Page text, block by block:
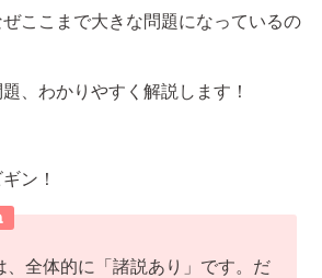
ここまで大きな問題になっているの
、わかりやすく解説します！
ン！
、全体的に「諸説あり」です。だ